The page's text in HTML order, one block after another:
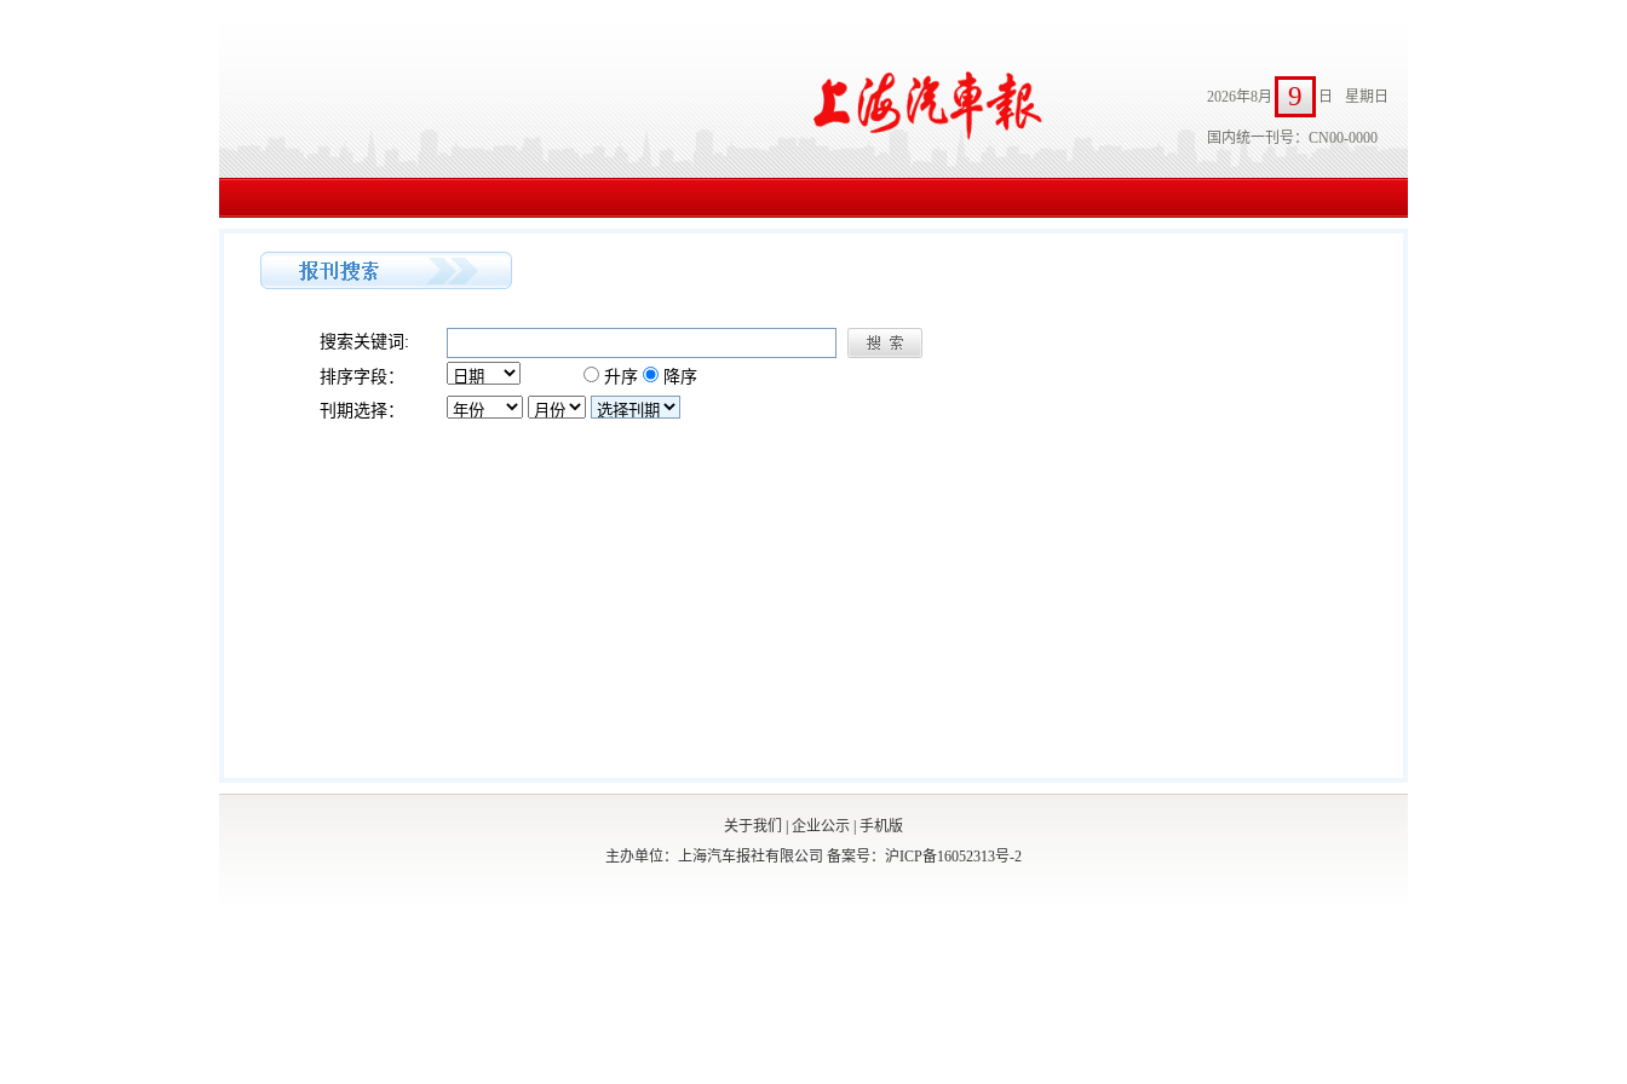
2026年8月 9 日 星期日
国内统一刊号：CN00-0000
搜索关键词:
排序字段：
升序
降序
刊期选择：
关于我们 企业公示 手机版
主办单位：上海汽车报社有限公司 备案号：沪ICP备16052313号-2